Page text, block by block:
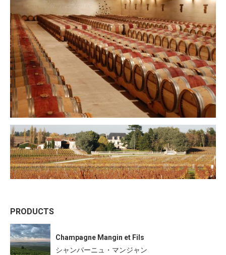
PRODUCTS
Champagne Mangin et Fils
シャンパーニュ・マンジャン